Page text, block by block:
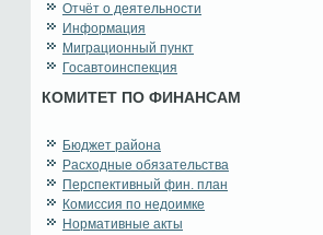
Отчёт о деятельности
Информация
Миграционный пункт
Госавтоинспекция
КОМИТЕТ ПО ФИНАНСАМ
Бюджет района
Расходные обязательства
Перспективный фин. план
Комиссия по недоимке
Нормативные акты